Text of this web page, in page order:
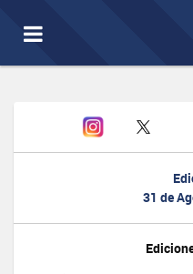
Toggle
navigation
31 de